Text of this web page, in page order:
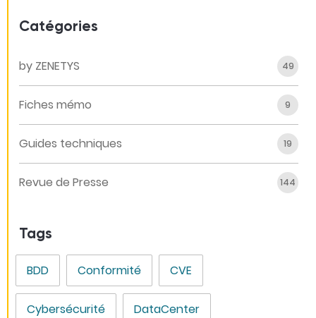
Catégories
by ZENETYS 49
Fiches mémo 9
Guides techniques 19
Revue de Presse 144
Tags
BDD Conformité CVE
Cybersécurité DataCenter